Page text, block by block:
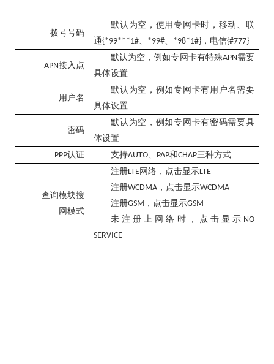
拨号号码
默认为空，使用专网卡时， 移动、联
通{*99***1# *99# *98*1#} ，电信{#777}
APN接入点
默认为空，例如专网卡有特殊APN 需要
具体设置
用户名
默认为空，例如专网卡有用户名需要
具体设置
密码
默认为空，例如专网卡有密码需要具
体设置
PPP认证 支持AUTO PAP和CHAP三种方式
查询模块搜
网模式
注册LTE网络，点击显示LTE
注册WCDMA ，点击显示WCDMA
注册GSM ，点击显示GSM
未注册上网络时，点击显示 NO
SERVICE